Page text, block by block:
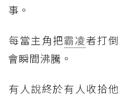
事。
​每當主角把霸凌者打
會瞬間沸騰。
有人說終於有人收拾